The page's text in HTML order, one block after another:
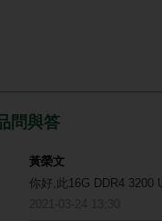
問與答
黃榮文
你好,此16G DDR4 3200